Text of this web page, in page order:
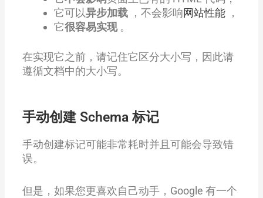
它可以异步加载，不会影响网站性能，
它很容易实现。
在实现它之前，请记住它区分大小写，因此请
遵循文档中的大小写。
手动创建 Schema 标记
手动创建标记可能非常耗时并且可能会导致错
误。
但是，如果您更喜欢自己动手，Google 有一个